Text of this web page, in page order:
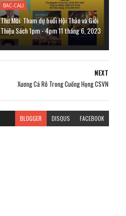
BAC-CALI
Thư Mời: Tham dự buổi Hội Thảo và Giới
Thiệu Sách 1pm - 4pm 11 tháng 6, 2023
NEXT
Xương Cá Rô Trong Cuống Họng CSVN
BLOGGER DISQUS FACEBOOK